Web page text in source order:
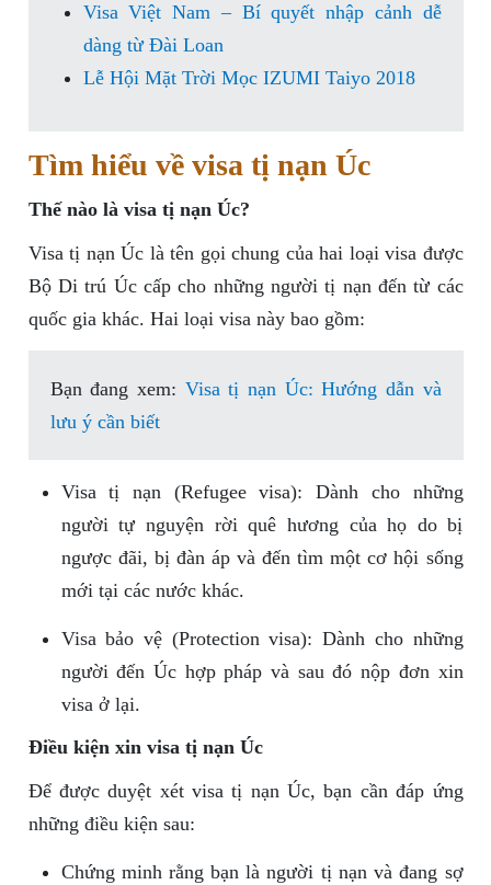
Visa Việt Nam – Bí quyết nhập cảnh dễ
dàng từ Đài Loan
Lễ Hội Mặt Trời Mọc IZUMI Taiyo 2018
Tìm hiểu về visa tị nạn Úc
Thế nào là visa tị nạn Úc?
Visa tị nạn Úc là tên gọi chung của hai loại visa được
Bộ Di trú Úc cấp cho những người tị nạn đến từ các
quốc gia khác. Hai loại visa này bao gồm:
Bạn đang xem: Visa tị nạn Úc: Hướng dẫn và
lưu ý cần biết
Visa tị nạn (Refugee visa): Dành cho những
người tự nguyện rời quê hương của họ do bị
ngược đãi, bị đàn áp và đến tìm một cơ hội sống
mới tại các nước khác.
Visa bảo vệ (Protection visa): Dành cho những
người đến Úc hợp pháp và sau đó nộp đơn xin
visa ở lại.
Điều kiện xin visa tị nạn Úc
Để được duyệt xét visa tị nạn Úc, bạn cần đáp ứng
những điều kiện sau:
Chứng minh rằng bạn là người tị nạn và đang sợ